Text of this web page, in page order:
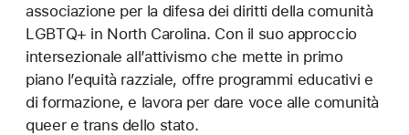
associazione per la difesa dei diritti della comunità
LGBTQ+ in North Carolina. Con il suo approccio
intersezionale all’attivismo che mette in primo
piano l’equità razziale, offre programmi educativi e
di formazione, e lavora per dare voce alle comunità
queer e trans dello stato.